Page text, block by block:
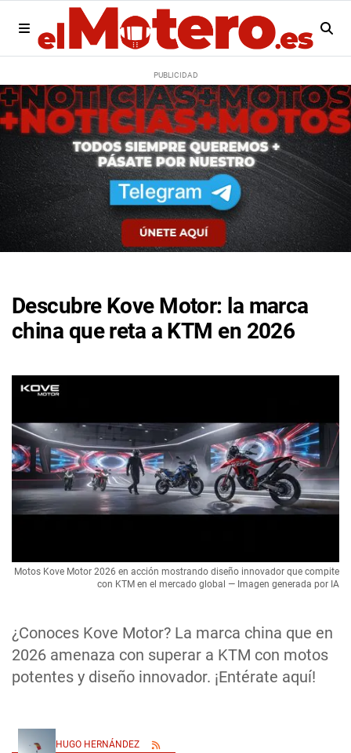
Descubre Kove Motor: la marca
china que reta a KTM en 2026
¿Conoces Kove Motor? La marca china que en
2026 amenaza con superar a KTM con motos
potentes y diseño innovador. ¡Entérate aquí!
Motos Kove Motor 2026 en acción mostrando diseño innovador que compite
con KTM en el mercado global — Imagen generada por IA
HUGO HERNÁNDEZ